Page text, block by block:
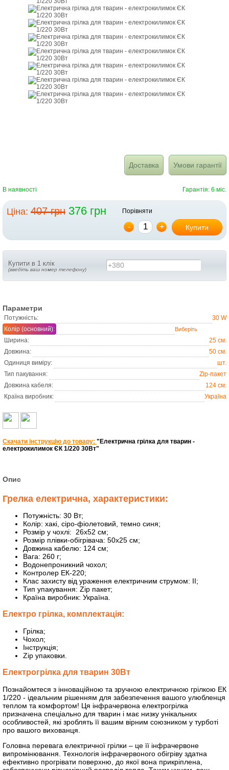
Доставка Умови гарантії
В наявності Гарантія: 6 міс.
Ціна: 407 грн 376 грн Порівняти
- + Купити
Купити в 1 клік
(введіть ваш номер телефону) +380
Параметри
Потужність:
30 W
Колір (основний):
Ширина:
25 см.
Довжина:
50 см.
Одиниця виміру:
шт.
Тип пакування:
Zip-пакет
Довжина кабеля:
124 см.
Країна виробник:
Україна
Скачати інструкцію до товару: "Електрична грілка для тварин -
електрокилимок ЄК 1/220 30Вт"
Опис
Грелка електрична, характеристики:
Потужність: 30 Вт;
Колір: хакі, сіро-фіолетовий, темно синя;
Розмір у чохлі: 26х52 см;
Розмір плівки-обігрівача: 50х25 см;
Довжина кабелю: 124 см;
Вага: 260 г;
Водонепроникний чохол;
Контролер ЕК-220;
Клас захисту від ураження електричним струмом: ІІ;
Тип упакування: Zip пакет;
Країна виробник: Україна.
Електро грілка, комплектація:
Грілка;
Чохол;
Інструкція;
Zip упаковки.
Електрогрілка для тварин 30Вт
Познайомтеся з інноваційною та зручною електричною грілкою ЕК
1/220 - ідеальним рішенням для забезпечення вашого улюбленця
теплом та комфортом! Ця інфрачервона електрогрілка
призначена спеціально для тварин і має низку унікальних
особливостей, які зроблять її вашим вірним союзником у турботі
про вашого вихованця.
Головна перевага електричної грілки – це її інфрачервоне
випромінювання. Технологія інфрачервоного обігріву здатна
ефективно прогрівати поверхню, до якої вона прикріплена,